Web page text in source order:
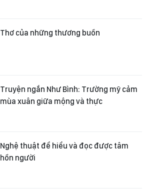
Thơ của những thương buồn
Truyện ngắn Như Bình: Trường mỹ cảm
mùa xuân giữa mộng và thực
Nghệ thuật để hiểu và đọc được tâm
hồn người